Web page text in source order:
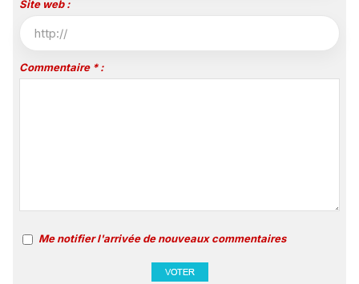
Site web :
Commentaire * :
Me notifier l'arrivée de nouveaux commentaires